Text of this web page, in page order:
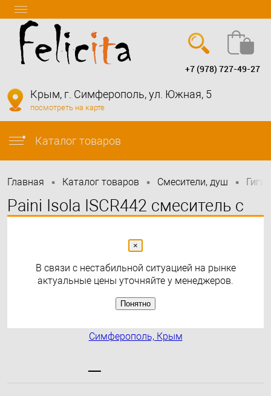
info@felicita-crimea.ru
+7 (978) 727-49-27
Крым, г. Симферополь, ул. Южная, 5
посмотреть на карте
Каталог товаров
Главная • Каталог товаров • Смесители, душ •
Paini Isola ISCR442 смеситель с
×
В связи с нестабильной ситуацией на рынке
актуальные цены уточняйте у менеджеров.
Понятно